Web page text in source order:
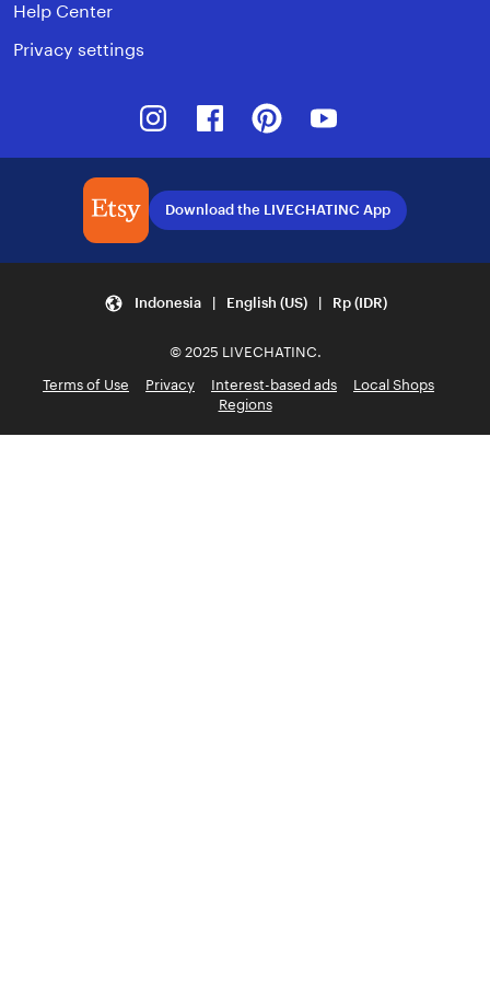
Help Center
Privacy settings
InstagramFacebookPinterest
Download the LIVECHATINC App
Indonesia | English (US) | Rp (IDR)
© 2025 LIVECHATINC.
Terms of Use
Privacy Interest-based ads
Local Shops
Regions